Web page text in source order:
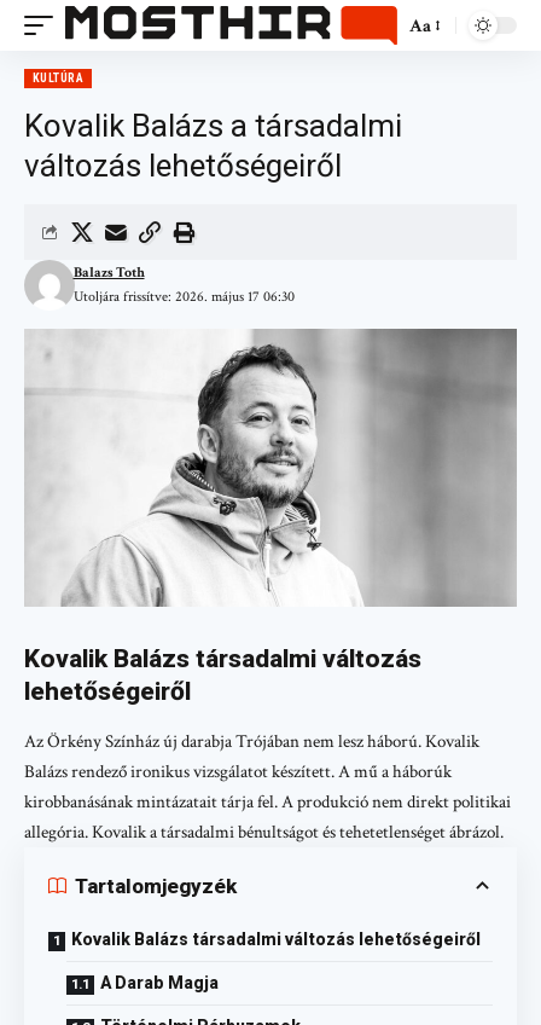
Aa
KULTÚRA
Kovalik Balázs a társadalmi
változás lehetőségeiről
Utoljára frissítve: 2026. május 17 06:30
Balazs Toth
Kovalik Balázs társadalmi változás
lehetőségeiről
Az Örkény Színház új darabja Trójában nem lesz háború. Kovalik
Balázs rendező ironikus vizsgálatot készített. A mű a háborúk
kirobbanásának mintázatait tárja fel. A produkció nem direkt politikai
allegória. Kovalik a társadalmi bénultságot és tehetetlenséget ábrázol.
Tartalomjegyzék
Kovalik Balázs társadalmi változás lehetőségeiről
A Darab Magja